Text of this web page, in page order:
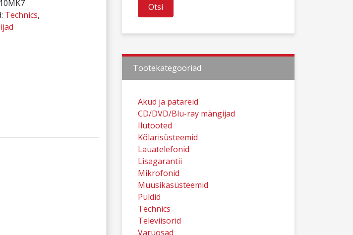
Technics,
Tootekategooriad
Akud ja patareid
CD/DVD/Blu-ray mängijad
Ilutooted
Kõlarisüsteemid
Lauatelefonid
Lisagarantii
Mikrofonid
Muusikasüsteemid
Puldid
Technics
Televiisorid
Varuosad